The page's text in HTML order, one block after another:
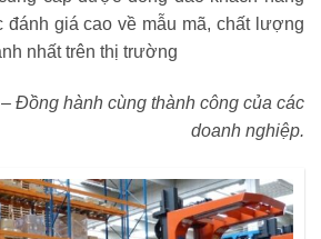
giá cao về mẫu mã, chất lượng
nhất trên thị trường
Đồng hành cùng thành công của các
doanh nghiệp.